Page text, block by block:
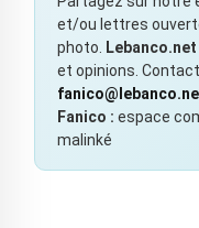
et/ou lettres
photo.
Lebanco.net
et opinions.
Fanico : espace
malinké